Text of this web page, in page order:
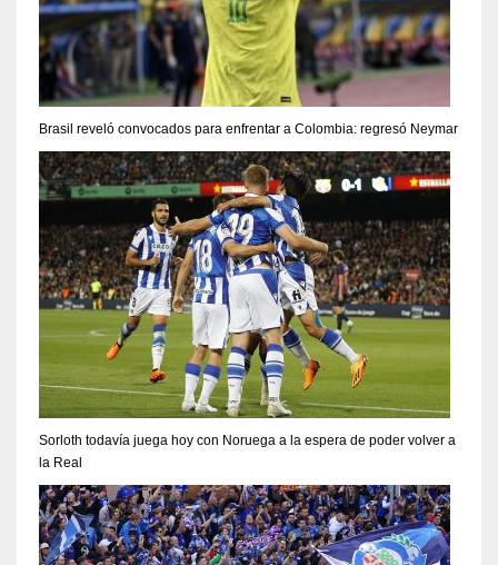
Brasil reveló convocados para enfrentar a Colombia: regresó Neymar
Sorloth todavía juega hoy con Noruega a la espera de poder volver a
la Real